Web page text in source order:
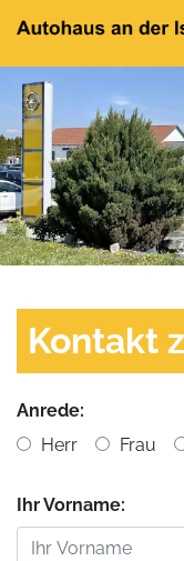
Kontakt
Anrede:
Herr
Frau
Ihr Vorname: